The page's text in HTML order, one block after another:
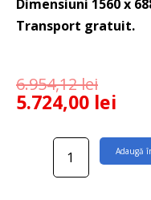
Dimensiuni 1560 x
Transport gratuit.
6.954,12lei
5.724,00 lei
Cantitate
Adaugă